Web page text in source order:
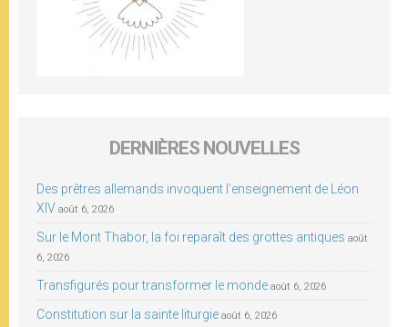
DERNIÈRES NOUVELLES
Des prêtres allemands invoquent l’enseignement de Léon
XIV août 6, 2026
Sur le Mont Thabor, la foi reparaît des grottes antiques août
6, 2026
Transfigurés pour transformer le monde août 6, 2026
Constitution sur la sainte liturgie août 6, 2026